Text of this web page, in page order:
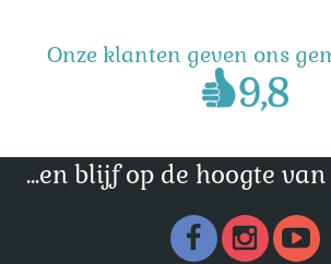
Onze klanten geven ons
...en blijf op de hoogte